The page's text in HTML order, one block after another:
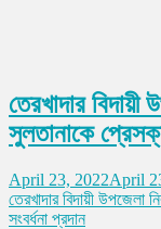
তেরখাদার বিদায়ী
সুলতানাকে
April 23, 2022April
তেরখাদার বিদায়ী উপজেলা
সংবর্ধনা প্রদান